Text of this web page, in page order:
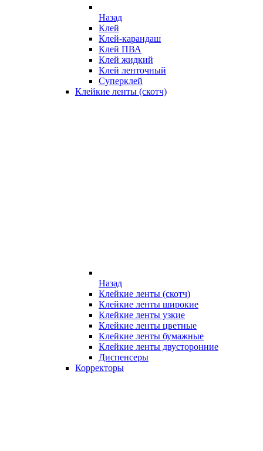
Назад
Клей
Клей-карандаш
Клей ПВА
Клей жидкий
Клей ленточный
Суперклей
Клейкие ленты (скотч)
Назад
Клейкие ленты (скотч)
Клейкие ленты широкие
Клейкие ленты узкие
Клейкие ленты цветные
Клейкие ленты бумажные
Клейкие ленты двусторонние
Диспенсеры
Корректоры